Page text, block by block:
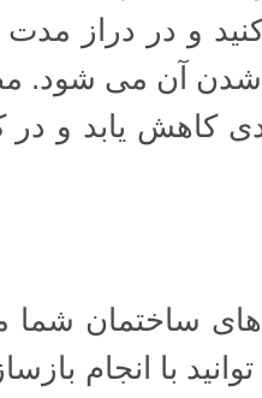
و در دراز
شدن آن می شود.
کاهش یابد و
ساختمان شما
با انجام